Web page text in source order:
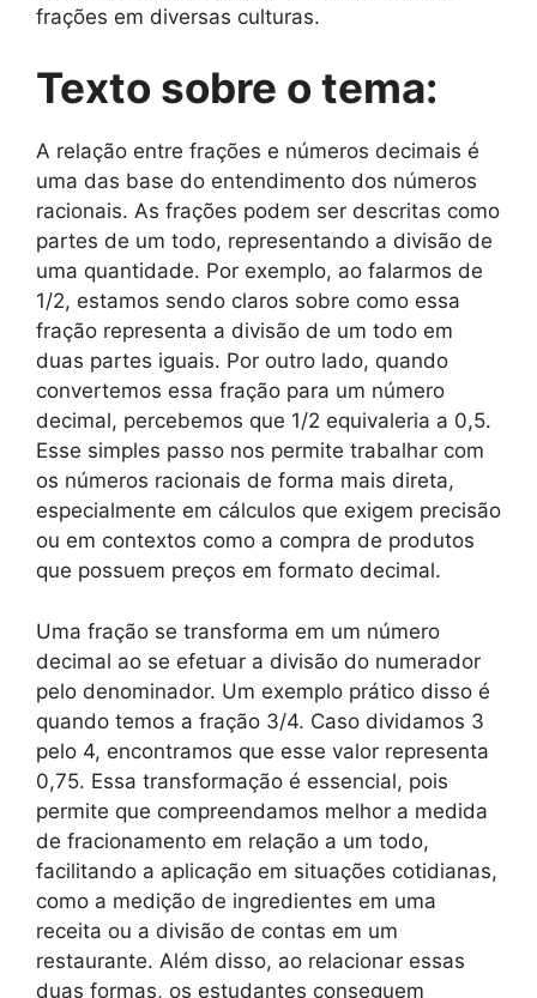
frações em diversas culturas.
Texto sobre o tema:
A relação entre frações e números decimais é
uma das base do entendimento dos números
racionais. As frações podem ser descritas como
partes de um todo, representando a divisão de
uma quantidade. Por exemplo, ao falarmos de
1/2, estamos sendo claros sobre como essa
fração representa a divisão de um todo em
duas partes iguais. Por outro lado, quando
convertemos essa fração para um número
decimal, percebemos que 1/2 equivaleria a 0,5.
Esse simples passo nos permite trabalhar com
os números racionais de forma mais direta,
especialmente em cálculos que exigem precisão
ou em contextos como a compra de produtos
que possuem preços em formato decimal.
Uma fração se transforma em um número
decimal ao se efetuar a divisão do numerador
pelo denominador. Um exemplo prático disso é
quando temos a fração 3/4. Caso dividamos 3
pelo 4, encontramos que esse valor representa
0,75. Essa transformação é essencial, pois
permite que compreendamos melhor a medida
de fracionamento em relação a um todo,
facilitando a aplicação em situações cotidianas,
como a medição de ingredientes em uma
receita ou a divisão de contas em um
restaurante. Além disso, ao relacionar essas
duas formas, os estudantes conseguem